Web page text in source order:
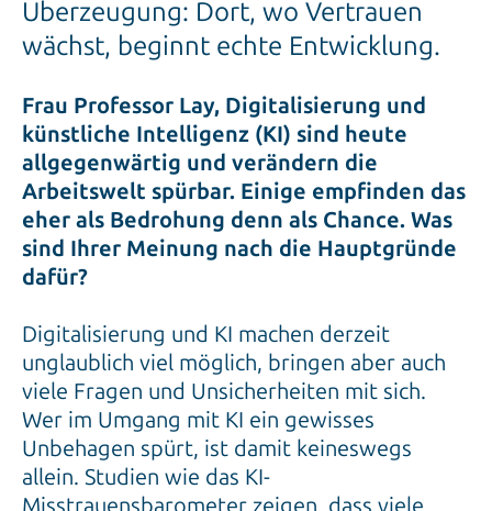
Überzeugung: Dort, wo Vertrauen
wächst, beginnt echte Entwicklung.
Frau Professor Lay, Digitalisierung und
künstliche Intelligenz (KI) sind heute
allgegenwärtig und verändern die
Arbeitswelt spürbar. Einige empfinden das
eher als Bedrohung denn als Chance. Was
sind Ihrer Meinung nach die Hauptgründe
dafür?
Digitalisierung und KI machen derzeit
unglaublich viel möglich, bringen aber auch
viele Fragen und Unsicherheiten mit sich.
Wer im Umgang mit KI ein gewisses
Unbehagen spürt, ist damit keineswegs
allein. Studien wie das KI-
Misstrauensbarometer zeigen, dass viele